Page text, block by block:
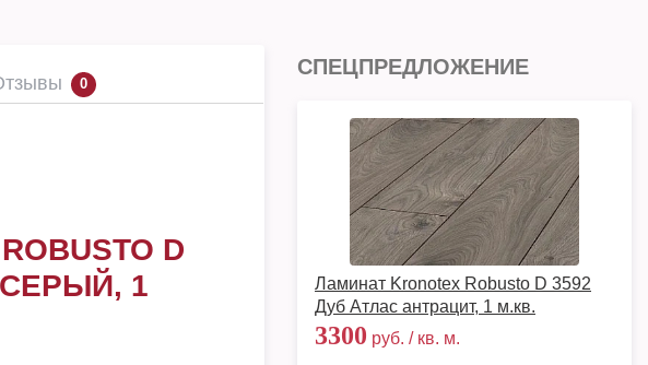
0
D
1
СПЕЦПРЕДЛОЖЕНИЕ
Ламинат Kronotex Robusto D 3592
Дуб Атлас антрацит, 1 м.кв.
3300 руб. / кв. м.